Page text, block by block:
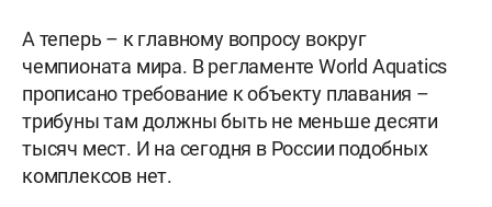
А теперь – к главному вопросу вокруг
чемпионата мира. В регламенте World Aquatics
прописано требование к объекту плавания –
трибуны там должны быть не меньше десяти
тысяч мест. И на сегодня в России подобных
комплексов нет.